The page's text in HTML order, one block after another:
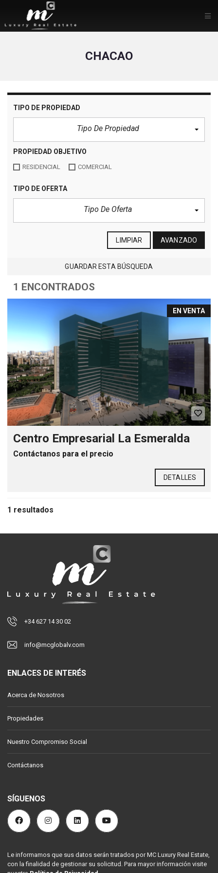
CHACAO
TIPO DE PROPIEDAD
Tipo De Propiedad
PROPIEDAD OBJETIVO
RESIDENCIAL COMERCIAL
TIPO DE OFERTA
Tipo De Oferta
LIMPIAR AVANZADO
GUARDAR ESTA BÚSQUEDA
1 ENCONTRADOS
EN VENTA
Centro Empresarial La Esmeralda
Contáctanos para el precio
DETALLES
1 resultados
+34 627 14 30 02
info@mcglobalv.com
ENLACES DE INTERÉS
Acerca de Nosotros
Propiedades
Nuestro Compromiso Social
Contáctanos
SÍGUENOS
Le informamos que sus datos serán tratados por MC Luxury Real Estate,
con la finalidad de gestionar su solicitud. Para mayor información visite